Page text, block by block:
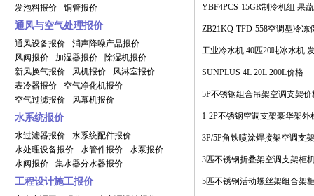
压缩机 水冷凝器冷冻冷藏价格
YBF4PCS-15GR制冷机组 果
鲜库冻库冰库 15匹冷冻冷藏
ZB21KQ-TFD-558空调型冷冻
凝机组价格
工业冷水机 40匹20吨冰水机
冷却机 注塑模具冷水机价格
SUNPLUS 4L 20L 200L价格
5P不锈钢组合吊架空调支架价
1-2P不锈钢空调支架豪华架外
3P/5P角铁喷涂焊接架空调支
格
3匹不锈钢折叠架空调支架柜
5匹不锈钢活动螺丝架组合架
发泡料报价
铜管报价
通风与空气处理报价
通风设备报价
消声降噪产品报价
风阀报价
加湿器报价
除湿机报价
新风换气报价
风机报价
风淋室报价
表冷器报价
空气净化机报价
空气过滤报价
风幕机报价
水系统报价
水过滤器报价
水系统配件报价
水处理设备报价
水管件报价
水泵报价
水阀报价
集水器分水器报价
工程设计施工报价